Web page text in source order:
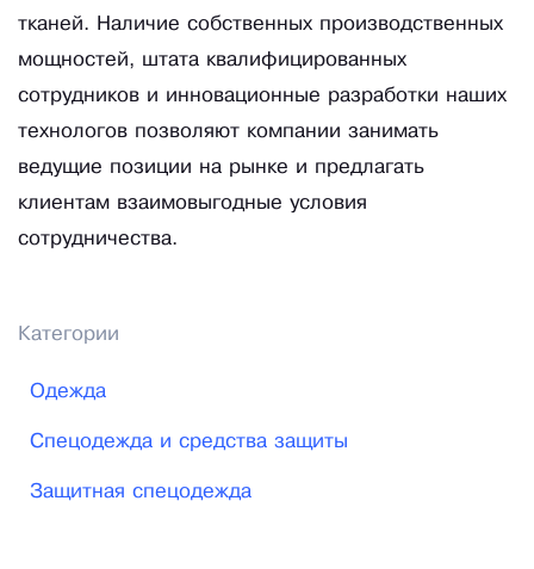
тканей. Наличие собственных производственных
мощностей, штата квалифицированных
сотрудников и инновационные разработки наших
технологов позволяют компании занимать
ведущие позиции на рынке и предлагать
клиентам взаимовыгодные условия
сотрудничества.
Категории
Одежда
Спецодежда и средства защиты
Защитная спецодежда